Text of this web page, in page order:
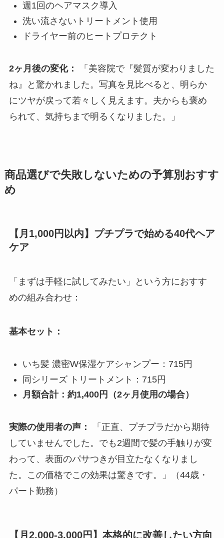
週1回のヘアマスク導入
洗い流さないトリートメント使用
ドライヤー前のヒートプロテクト
2ヶ月後の変化：
「美容院で『髪質が変わりました
ね』と驚かれました。写真を見比べると、明らか
にツヤが戻って若々しく見えます。夫からも褒め
られて、気持ちまで明るくなりました。」
商品選びで失敗しないための予算別おすす
め
【月1,000円以内】プチプラで始める40代ヘア
ケア
「まずは手軽に試してみたい」という方におすす
めの組み合わせ：
基本セット：
いち髪 濃密W保湿ケアシャンプー：715円
同シリーズ トリートメント：715円
月額合計：約1,400円（2ヶ月使用の場合）
実際の使用者の声：
「正直、プチプラだから期待
していませんでした。でも2週間で髪の手触りが変
わって、表面のパサつきが目立たなくなりまし
た。この価格でこの効果は驚きです。」（44歳・
パート勤務）
【月2,000-3,000円】本格的に改善したい方向